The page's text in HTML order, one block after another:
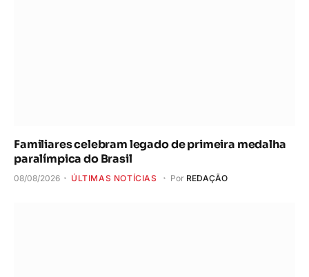
Familiares celebram legado de primeira medalha
paralímpica do Brasil
08/08/2026 ÚLTIMAS NOTÍCIAS Por REDAÇÃO